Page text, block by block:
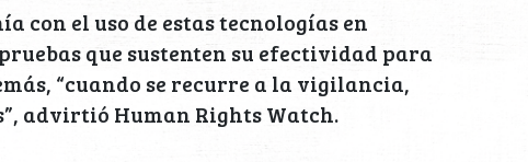
con el uso de estas tecnologías en
que sustenten su efectividad para
“cuando se recurre a la vigilancia,
advirtió Human Rights Watch.